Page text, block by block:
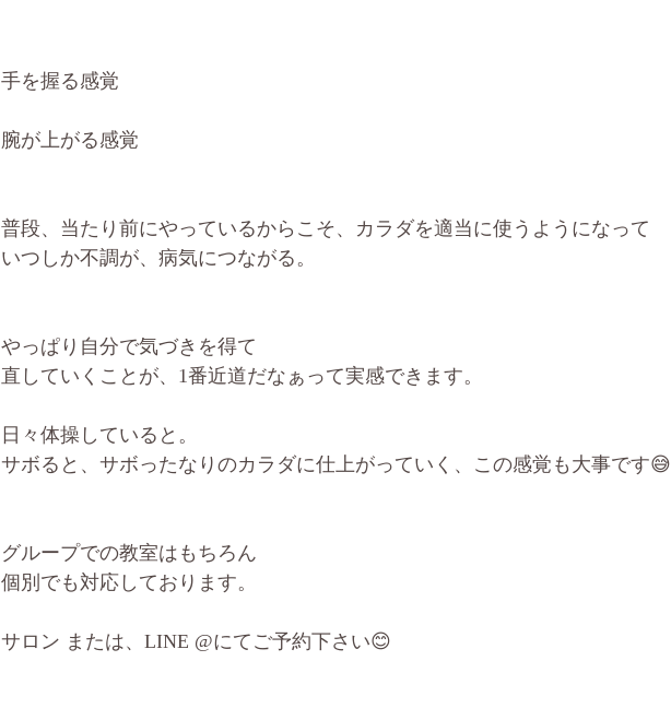
手を握る感覚
腕が上がる感覚
普段、当たり前にやっているからこそ、カラダを適当に使うようになって
いつしか不調が、病気につながる。
やっぱり自分で気づきを得て
直していくことが、1番近道だなぁって実感できます。
日々体操していると。
サボると、サボったなりのカラダに仕上がっていく、この感覚も大事です😅
グループでの教室はもちろん
個別でも対応しております。
サロン または、LINE @にてご予約下さい😊